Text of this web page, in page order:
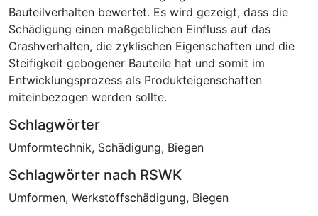
Bauteilverhalten bewertet. Es wird gezeigt, dass die
Schädigung einen maßgeblichen Einfluss auf das
Crashverhalten, die zyklischen Eigenschaften und die
Steifigkeit gebogener Bauteile hat und somit im
Entwicklungsprozess als Produkteigenschaften
miteinbezogen werden sollte.
Schlagwörter
Umformtechnik, Schädigung, Biegen
Schlagwörter nach RSWK
Umformen, Werkstoffschädigung, Biegen